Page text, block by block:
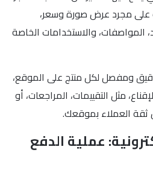
على مجرد عرض صورة وسعر،
المواصفات، والاستخدامات الخاصة
ومفصل لكل منتج على الموقع،
مثل التقييمات، المراجعات، أو
ثقة العملاء بموقعك.
عملية الدفع